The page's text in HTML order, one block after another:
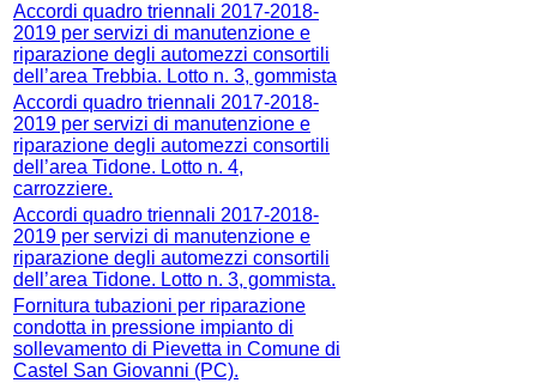
Accordi quadro triennali 2017-2018-
2019 per servizi di manutenzione e
riparazione degli automezzi consortili
dell’area Trebbia. Lotto n. 3, gommista
Accordi quadro triennali 2017-2018-
2019 per servizi di manutenzione e
riparazione degli automezzi consortili
dell’area Tidone. Lotto n. 4,
carrozziere.
Accordi quadro triennali 2017-2018-
2019 per servizi di manutenzione e
riparazione degli automezzi consortili
dell’area Tidone. Lotto n. 3, gommista.
Fornitura tubazioni per riparazione
condotta in pressione impianto di
sollevamento di Pievetta in Comune di
Castel San Giovanni (PC).